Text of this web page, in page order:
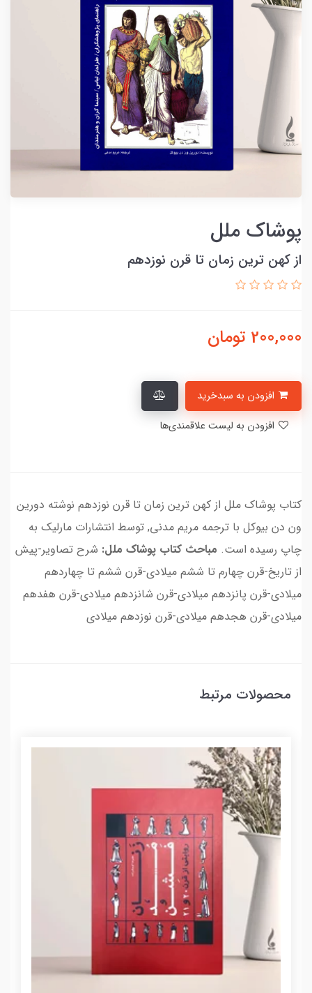
پوشاک ملل
از کهن ترین زمان تا قرن نوزدهم
200,000 تومان
کتاب پوشاک ملل از کهن ترین زمان تا قرن نوزدهم نوشته دورین
ون دن بیوکل با ترجمه مریم مدنی, توسط انتشارات مارلیک به
چاپ رسیده است. مباحث کتاب پوشاک ملل: شرح تصاویر-پیش
از تاریخ-قرن چهارم تا ششم میلادی-قرن ششم تا چهاردهم
میلادی-قرن پانزدهم میلادی-قرن شانزدهم میلادی-قرن هفدهم
میلادی-قرن هجدهم میلادی-قرن نوزدهم میلادی
محصولات مرتبط